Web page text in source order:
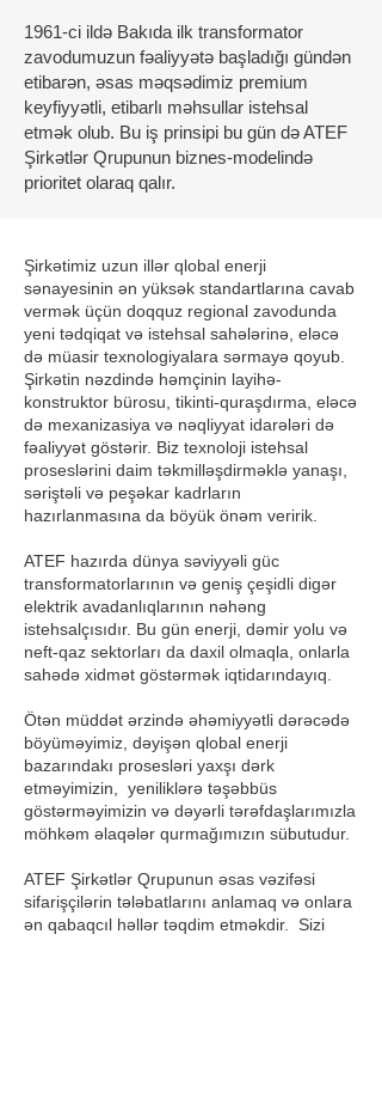
1961-ci ildə Bakıda ilk transformator
zavodumuzun fəaliyyətə başladığı gündən
etibarən, əsas məqsədimiz premium
keyfiyyətli, etibarlı məhsullar istehsal
etmək olub. Bu iş prinsipi bu gün də ATEF
Şirkətlər Qrupunun biznes-modelində
prioritet olaraq qalır.
Şirkətimiz uzun illər qlobal enerji
sənayesinin ən yüksək standartlarına cavab
vermək üçün doqquz regional zavodunda
yeni tədqiqat və istehsal sahələrinə, eləcə
də müasir texnologiyalara sərmayə qoyub.
Şirkətin nəzdində həmçinin layihə-
konstruktor bürosu, tikinti-quraşdırma, eləcə
də mexanizasiya və nəqliyyat idarələri də
fəaliyyət göstərir. Biz texnoloji istehsal
proseslərini daim təkmilləşdirməklə yanaşı,
səriştəli və peşəkar kadrların
hazırlanmasına da böyük önəm veririk.
ATEF hazırda dünya səviyyəli güc
transformatorlarının və geniş çeşidli digər
elektrik avadanlıqlarının nəhəng
istehsalçısıdır. Bu gün enerji, dəmir yolu və
neft-qaz sektorları da daxil olmaqla, onlarla
sahədə xidmət göstərmək iqtidarındayıq.
Ötən müddət ərzində əhəmiyyətli dərəcədə
böyüməyimiz, dəyişən qlobal enerji
bazarındakı prosesləri yaxşı dərk
etməyimizin, yeniliklərə təşəbbüs
göstərməyimizin və dəyərli tərəfdaşlarımızla
möhkəm əlaqələr qurmağımızın sübutudur.
ATEF Şirkətlər Qrupunun əsas vəzifəsi
sifarişçilərin tələbatlarını anlamaq və onlara
ən qabaqcıl həllər təqdim etməkdir. Sizi